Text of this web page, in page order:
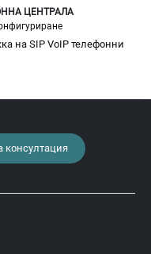
ЦЕНТРАЛА
на SIP VoIP телефонни